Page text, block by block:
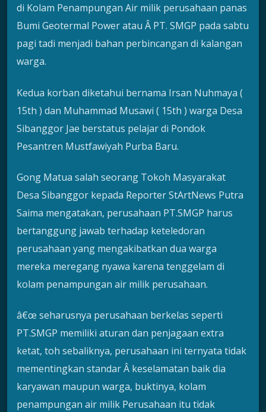
di Kolam Penampungan Air milik perusahaan panas
Bumi Geotermal Power atau Â PT. SMGP pada sabtu
pagi tadi menjadi bahan perbincangan di kalangan
warga.
Kedua korban diketahui bernama Irsan Nuhmaya (
15th ) dan Muhammad Musawi ( 15th ) warga Desa
Sibanggor Jae berstatus pelajar di Pondok
Pesantren Mustfawiyah Purba Baru.
Gong Matua salah seorang Tokoh Masyarakat
Desa Sibanggor kepada Reporter StArtNews Putra
Saima mengatakan, perusahaan PT.SMGP harus
bertanggung jawab terhadap keteledoran
perusahaan yang mengakibatkan dua warga
mereka meregang nyawa karena tenggelam di
kolam penampungan air milik perusahaan.
â€œ seharusnya perusahaan berkelas seperti
PT.SMGP memiliki aturan dan penjagaan extra
ketat, toh sebaliknya, perusahaan ini ternyata tidak
mementingkan standar Â keselamatan baik dia
karyawan maupun warga, buktinya, kolam
penampungan air milik Perusahaan itu tidak